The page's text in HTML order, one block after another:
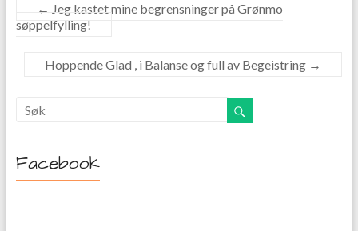
← Jeg kastet mine begrensninger på Grønmo
søppelfylling!
Hoppende Glad , i Balanse og full av Begeistring →
Facebook